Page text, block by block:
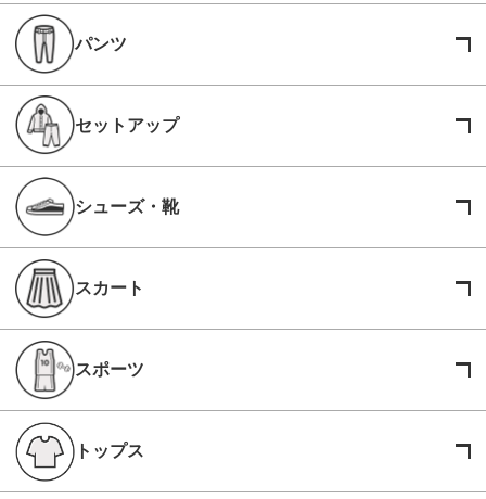
パンツ
セットアップ
シューズ・靴
スカート
スポーツ
トップス